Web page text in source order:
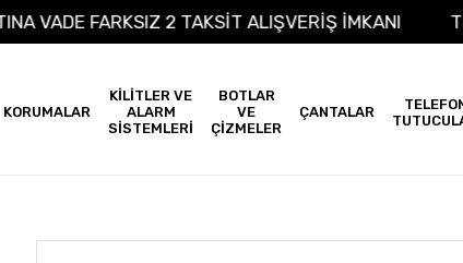
FİYATINA VADE FARKSIZ 2 TAKSİT ALIŞVERİŞ İMKANI
KORUMALAR
KİLİTLER VE
ALARM
SİSTEMLERİ
BOTLAR
VE
ÇİZMELER
ÇANTALAR